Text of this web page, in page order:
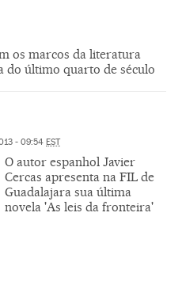
os marcos da literatura
do último quarto de século
- 09:54 EST
O autor espanhol Javier
Cercas apresenta na FIL de
Guadalajara sua última
novela 'As leis da fronteira'